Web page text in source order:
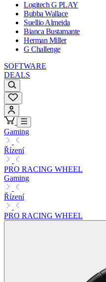
Logitech G PLAY
Bubba Wallace
Suellio Almeida
Bianca Bustamante
Herman Miller
G Challenge
SOFTWARE
DEALS
Gaming
Řízení
PRO RACING WHEEL
Gaming
Řízení
PRO RACING WHEEL